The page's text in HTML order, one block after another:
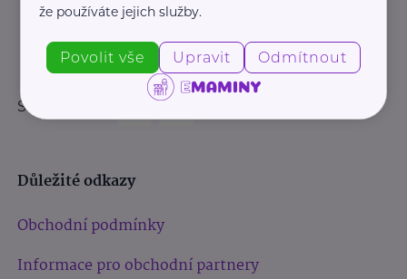
Sledujte nás:
Důležité odkazy
Obchodní podmínky
Informace pro obchodní partnery
že používáte jejich služby.
Povolit vše Upravit Odmítnout